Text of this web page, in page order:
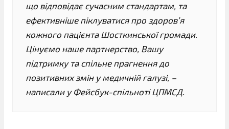
що відповідає сучасним стандартам, та
ефективніше піклуватися про здоров’я
кожного пацієнта Шосткинської громади.
Цінуємо наше партнерство, Вашу
підтримку та спільне прагнення до
позитивних змін у медичній галузі, –
написали у Фейсбук-спільноті ЦПМСД.